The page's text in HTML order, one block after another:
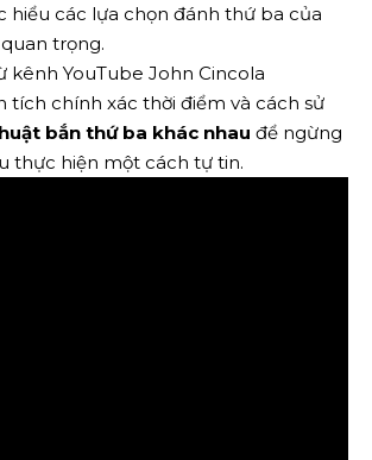
hiểu các lựa chọn đánh thứ ba của
trọng.
kênh YouTube John Cincola
tích chính xác thời điểm và cách sử
bắn thứ ba khác nhau để ngừng
thực hiện một cách tự tin.